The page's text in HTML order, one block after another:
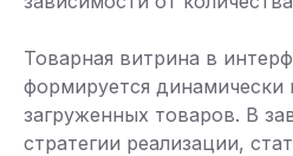
Товарная витрина в
формируется динамически
загруженных товаров. В
стратегии реализации,